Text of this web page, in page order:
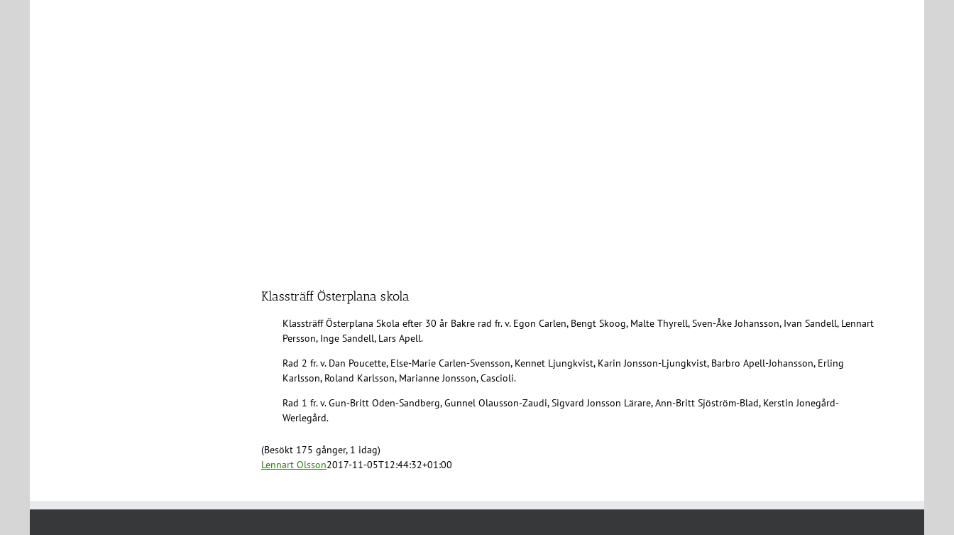
Klassträff Österplana skola
Klassträff Österplana Skola efter 30 år Bakre rad fr. v. Egon Carlen, Bengt Skoog, Malte Thyrell, Sven-Åke Johansson, Ivan Sandell, Lennart
Persson, Inge Sandell, Lars Apell.
Rad 2 fr. v. Dan Poucette, Else-Marie Carlen-Svensson, Kennet Ljungkvist, Karin Jonsson-Ljungkvist, Barbro Apell-Johansson, Erling
Karlsson, Roland Karlsson, Marianne Jonsson, Cascioli.
Rad 1 fr. v. Gun-Britt Oden-Sandberg, Gunnel Olausson-Zaudi, Sigvard Jonsson Lärare, Ann-Britt Sjöström-Blad, Kerstin Jonegård-
Werlegård.
(Besökt 175 gånger, 1 idag)
Lennart Olsson2017-11-05T12:44:32+01:00